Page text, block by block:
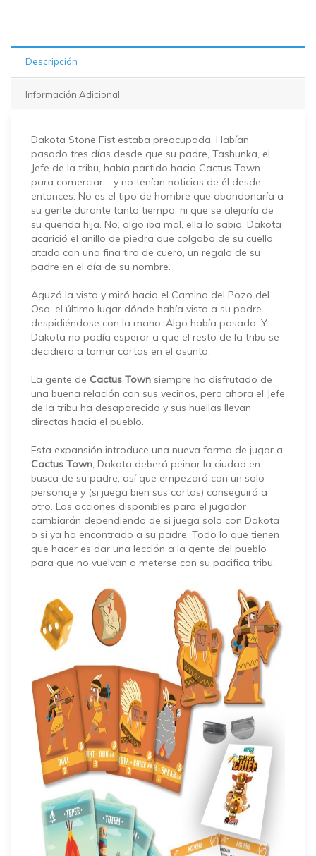
Descripción
Información Adicional
Dakota Stone Fist estaba preocupada. Habían
pasado tres días desde que su padre, Tashunka, el
Jefe de la tribu, había partido hacia Cactus Town
para comerciar – y no tenían noticias de él desde
entonces. No es el tipo de hombre que abandonaría a
su gente durante tanto tiempo; ni que se alejaría de
su querida hija. No, algo iba mal, ella lo sabia. Dakota
acarició el anillo de piedra que colgaba de su cuello
atado con una fina tira de cuero, un regalo de su
padre en el día de su nombre.
Aguzó la vista y miró hacia el Camino del Pozo del
Oso, el último lugar dónde había visto a su padre
despidiéndose con la mano. Algo había pasado. Y
Dakota no podía esperar a que el resto de la tribu se
decidiera a tomar cartas en el asunto.
La gente de Cactus Town siempre ha disfrutado de
una buena relación con sus vecinos, pero ahora el Jefe
de la tribu ha desaparecido y sus huellas llevan
directas hacia el pueblo.
Esta expansión introduce una nueva forma de jugar a
Cactus Town, Dakota deberá peinar la ciudad en
busca de su padre, así que empezará con un solo
personaje y (si juega bien sus cartas) conseguirá a
otro. Las acciones disponibles para el jugador
cambiarán dependiendo de si juega solo con Dakota
o si ya ha encontrado a su padre. Todo lo que tienen
que hacer es dar una lección a la gente del pueblo
para que no vuelvan a meterse con su pacifica tribu.